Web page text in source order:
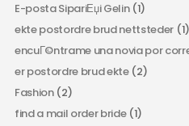
E-posta SipariЕџi Gelin(1)
ekte postordre brud nettsteder (1)
encuГ©ntrame una novia por
er postordre brud ekte(2)
Fashion(2)
find a mail order bride(1)